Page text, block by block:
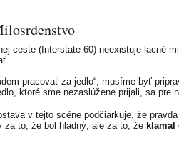
ceste (Interstate 60) neexistuje lacné
pracovať za jedlo“, musíme byť
ktoré sme nezaslúžene prijali, sa pre
v tejto scéne podčiarkuje, že
za to, že bol hladný, ale za to, že klamal